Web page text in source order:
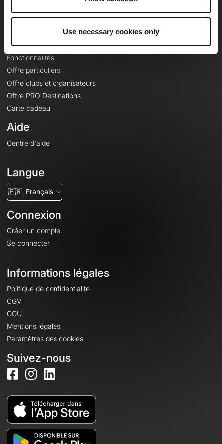
Use necessary cookies only
Le Mag'
Fonds de cartes topographiques
Fonctionnalités
Offre particuliers
Offre clubs et organisateurs
Offre PRO Destinations
Carte cadeau
Aide
Centre d'aide
Langue
🇫🇷 Français
Connexion
Créer un compte
Se connecter
Informations légales
Politique de confidentialité
CGV
CGU
Mentions légales
Paramètres des cookies
Suivez-nous